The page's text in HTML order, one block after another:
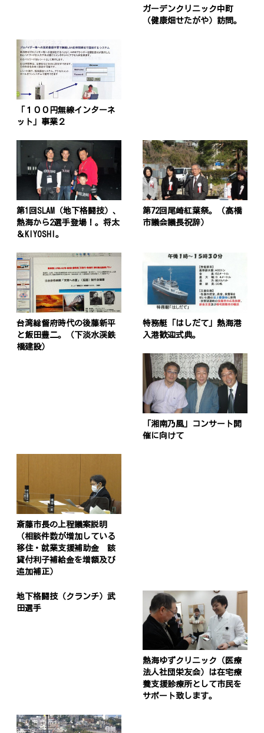
ガーデンクリニック中町
（健康畑せたがや）訪問。
「１００円無線インターネ
ット」事業２
第1回SLAM（地下格闘技）、
熱海から2選手登場！。将太
＆KIYOSHI。
第72回尾崎紅葉祭。（髙橋
市議会議長祝辞）
台湾総督府時代の後藤新平
と飯田豊二。（下淡水渓鉄
橋建設）
特務艇「はしだて」熱海港
入港歓迎式典。
「湘南乃風」コンサート開
催に向けて
斎藤市長の上程議案説明
（相談件数が増加している
移住・就業支援補助金 該
貸付利子補給金を増額及び
追加補正）
地下格闘技（クランチ）武
田選手
熱海ゆずクリニック（医療
法人社団栄友会）は在宅療
養支援診療所として市民を
サポート致します。